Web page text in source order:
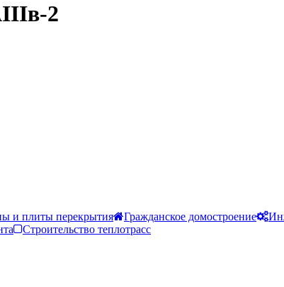
2
и плиты перекрытия Гражданское домостроение
Строительство теплотрасс